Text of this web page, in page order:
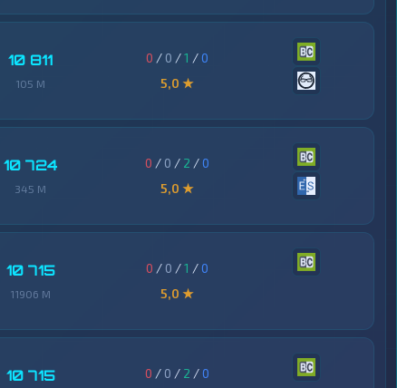
10 811
105 M
0 / 0 /1 /0
5,0 ★
10 724
345 M
0 / 0 / 2 /0
5,0 ★
10 715
11906 M
0 / 0 /1 /0
5,0 ★
10 715 0 / 0 / 2 /0